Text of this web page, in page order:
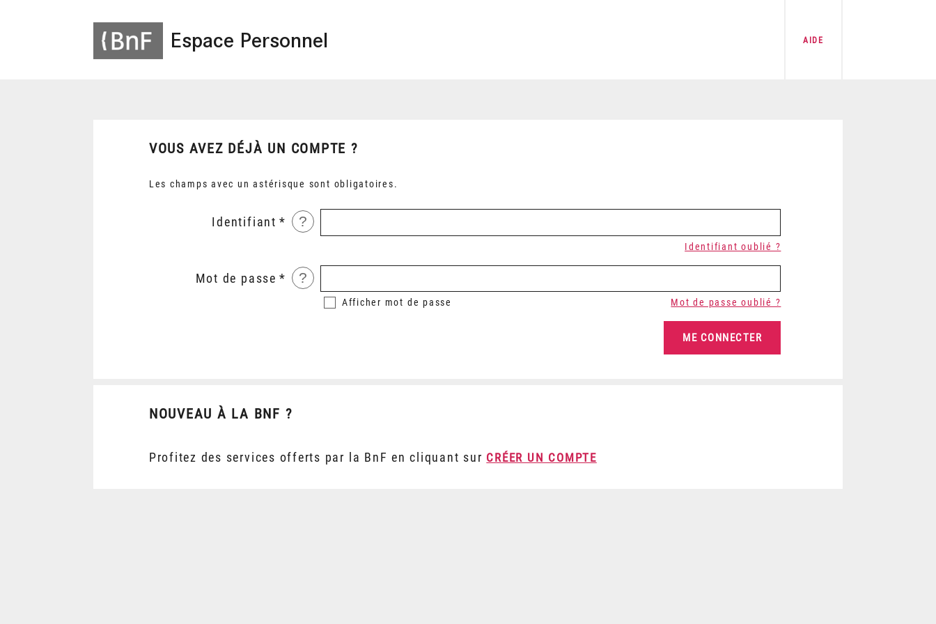
Espace Personnel AIDE
VOUS AVEZ DÉJÀ UN COMPTE ?
Les champs avec un astérisque sont obligatoires.
Identifiant ?
Identifiant oublié ?
Mot de passe ?
Afficher mot de passe Mot de passe oublié ?
NOUVEAU À LA BNF ?
Profitez des services offerts par la BnF en cliquant sur CRÉER UN COMPTE